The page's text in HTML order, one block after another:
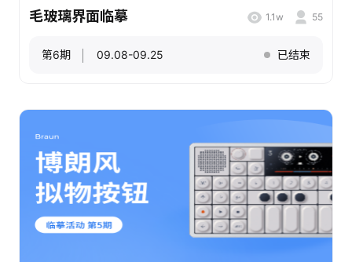
毛玻璃界面临摹 1.1w 55
第6期 09.08-09.25 已结束